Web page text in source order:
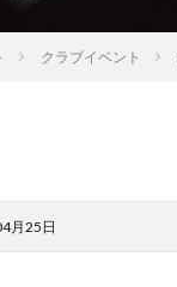
クラブイベント
月25日